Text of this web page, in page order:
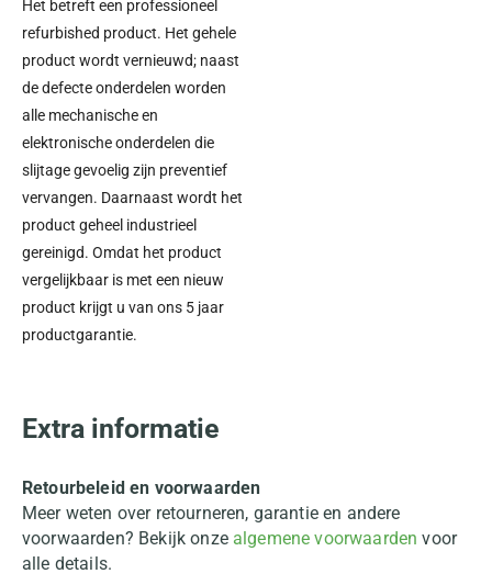
Het betreft een professioneel
refurbished product. Het gehele
product wordt vernieuwd; naast
de defecte onderdelen worden
alle mechanische en
elektronische onderdelen die
slijtage gevoelig zijn preventief
vervangen. Daarnaast wordt het
product geheel industrieel
gereinigd. Omdat het product
vergelijkbaar is met een nieuw
product krijgt u van ons 5 jaar
productgarantie.
Extra informatie
Retourbeleid en voorwaarden
Meer weten over retourneren, garantie en andere
voorwaarden? Bekijk onze algemene voorwaarden voor
alle details.